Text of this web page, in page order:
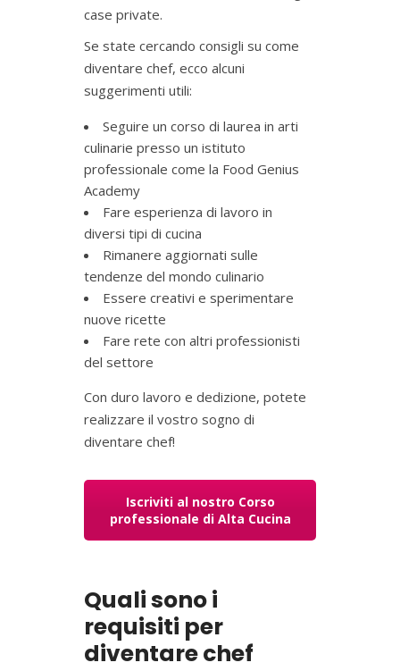
case private.
Se state cercando consigli su come
diventare chef, ecco alcuni
suggerimenti utili:
Seguire un corso di laurea in arti
culinarie presso un istituto
professionale come la Food Genius
Academy
Fare esperienza di lavoro in
diversi tipi di cucina
Rimanere aggiornati sulle
tendenze del mondo culinario
Essere creativi e sperimentare
nuove ricette
Fare rete con altri professionisti
del settore
Con duro lavoro e dedizione, potete
realizzare il vostro sogno di
diventare chef!
Iscriviti al nostro Corso
professionale di Alta Cucina
Quali sono i
requisiti per
diventare chef